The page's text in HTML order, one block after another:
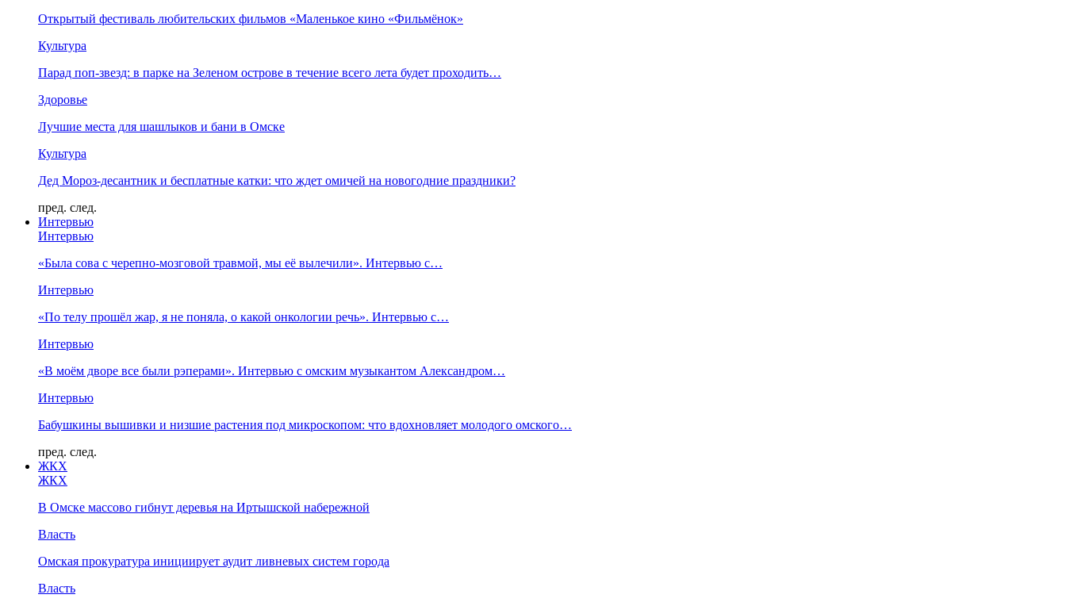
Открытый фестиваль любительских фильмов «Маленькое кино «Фильмёнок»
Культура
Парад поп-звезд: в парке на Зеленом острове в течение всего лета будет проходить…
Здоровье
Лучшие места для шашлыков и бани в Омске
Культура
Дед Мороз-десантник и бесплатные катки: что ждет омичей на новогодние праздники?
пред. след.
Интервью
Интервью
«Была сова с черепно-мозговой травмой, мы её вылечили». Интервью с…
Интервью
«По телу прошёл жар, я не поняла, о какой онкологии речь». Интервью с…
Интервью
«В моём дворе все были рэперами». Интервью с омским музыкантом Александром…
Интервью
Бабушкины вышивки и низшие растения под микроскопом: что вдохновляет молодого омского…
пред. след.
ЖКХ
ЖКХ
В Омске массово гибнут деревья на Иртышской набережной
Власть
Омская прокуратура инициирует аудит ливневых систем города
Власть